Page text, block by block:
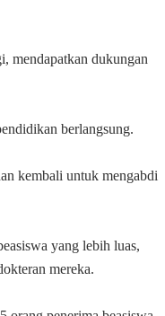
mendapatkan dukungan
berlangsung.
kembali untuk mengabdi
yang lebih luas,
mereka.